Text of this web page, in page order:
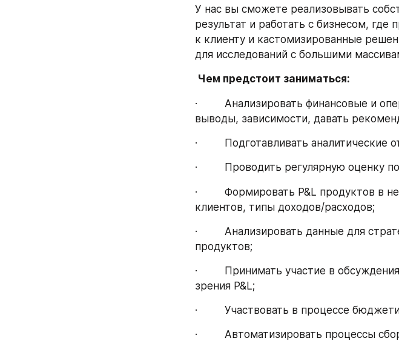
У нас вы сможете реализовывать
результат и работать с бизнесом,
к клиенту и кастомизированные
для исследований с большими
Чем предстоит заниматься:
·         Анализировать финансовые
выводы, зависимости, давать
·         Подготавливать
·         Проводить регулярную
·         Формировать P&L продуктов
клиентов, типы доходов/расходов;
·         Анализировать данные для
продуктов;
·         Принимать участие в
зрения P&L;
·         Участвовать в процессе
·         Автоматизировать процессы